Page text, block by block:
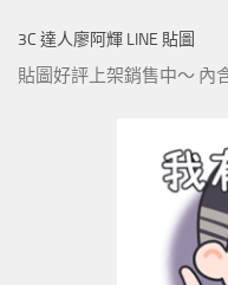
3C 達人廖阿輝 LINE 貼圖
貼圖好評上架銷售中～ 內